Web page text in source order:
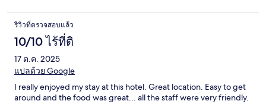
รีวิวที่ตรวจสอบแล้ว
10/10 ไร้ที่ติ
17 ต.ค. 2025
แปลด้วย Google
I really enjoyed my stay at this hotel. Great location. Easy to get
around and the food was great... all the staff were very friendly.